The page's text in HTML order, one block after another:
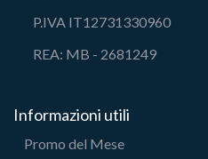
P.IVA IT12731330960
REA: MB - 2681249
Informazioni utili
Promo del Mese